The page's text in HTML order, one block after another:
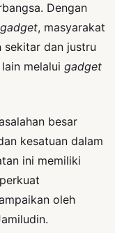
Dengan
gadget, masyarakat
sekitar dan justru
melalui gadget
besar
kesatuan dalam
ini memiliki
oleh